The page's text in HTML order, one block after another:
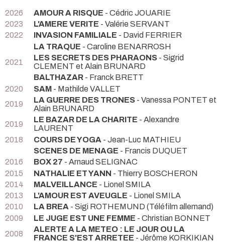
2026 AMOUR A RISQUE - Cédric JOUARIE
2023
L'AMERE VERITE - Valérie SERVANT
2022
INVASION FAMILIALE - David FERRIER
LA TRAQUE - Caroline BENARROSH
2021
LES SECRETS DES PHARAONS - Sigrid
CLEMENT et Alain BRUNARD
BALTHAZAR - Franck BRETT
2020
SAM - Mathilde VALLET
2019
LA GUERRE DES TRONES - Vanessa PONTET et
Alain BRUNARD
2019
LE BAZAR DE LA CHARITE - Alexandre
LAURENT
2018
COURS DE YOGA - Jean-Luc MATHIEU
SCENES DE MENAGE - Francis DUQUET
2016
BOX 27 - Arnaud SELIGNAC
2015
NATHALIE ET YANN - Thierry BOSCHERON
2014
MALVEILLANCE - Lionel SMILA
2013
L'AMOUR EST AVEUGLE - Lionel SMILA
2010
LA BREA - Sigi ROTHEMUND (Téléfilm allemand)
2009
LE JUGE EST UNE FEMME - Christian BONNET
2008
ALERTE A LA METEO : LE JOUR OU LA
FRANCE S'EST ARRETEE - Jérôme KORKIKIAN